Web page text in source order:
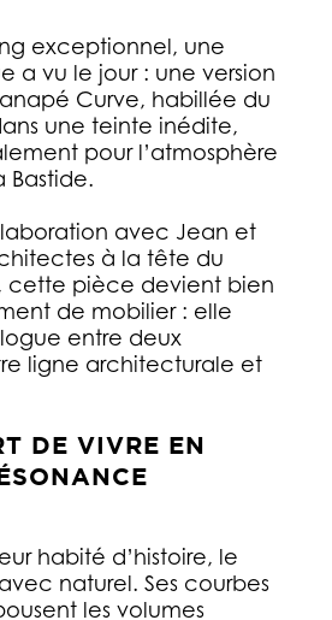
exceptionnel, une
a vu le jour : une version
Curve, habillée du
une teinte inédite,
pour l’atmosphère
Bastide.
avec Jean et
à la tête du
cette pièce devient bien
de mobilier : elle
entre deux
ligne architecturale et
DE VIVRE EN
habité d’histoire, le
naturel. Ses courbes
les volumes